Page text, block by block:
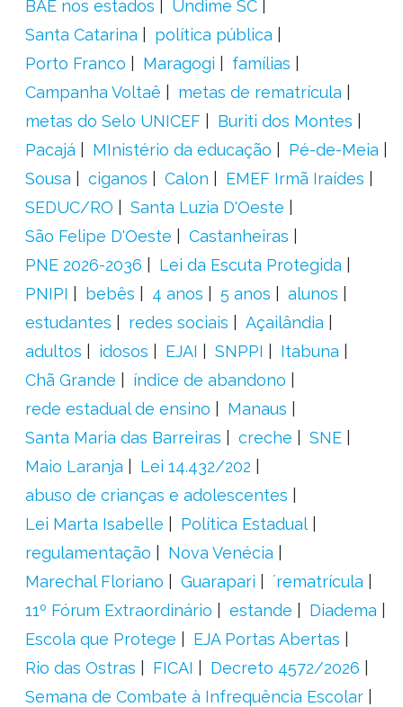
BAE nos estados
Undime SC
Santa Catarina
política pública
Porto Franco
Maragogi
famílias
Campanha Voltaê
metas de rematrícula
metas do Selo UNICEF
Buriti dos Montes
Pacajá
MInistério da educação
Pé-de-Meia
Sousa
ciganos Calon
EMEF Irmã Iraídes
SEDUC/RO
Santa Luzia D'Oeste
São Felipe D'Oeste
Castanheiras
PNE 2026-2036
Lei da Escuta Protegida
PNIPI
bebês 4 anos 5 anos
alunos
estudantes
redes sociais
Açailândia
adultos
idosos EJAI SNPPI
Itabuna
Chã Grande
índice de abandono
rede estadual de ensino
Manaus
Santa Maria das Barreiras
creche
SNE
Maio Laranja
Lei 14.432/202
abuso de crianças e adolescentes
Lei Marta Isabelle
Política Estadual
regulamentação
Nova Venécia
Marechal Floriano
Guarapari
´rematrícula
11º Fórum Extraordinário
estande
Diadema
Escola que Protege
EJA Portas Abertas
Rio das Ostras
FICAI
Decreto 4572/2026
Semana de Combate à Infrequência Escolar